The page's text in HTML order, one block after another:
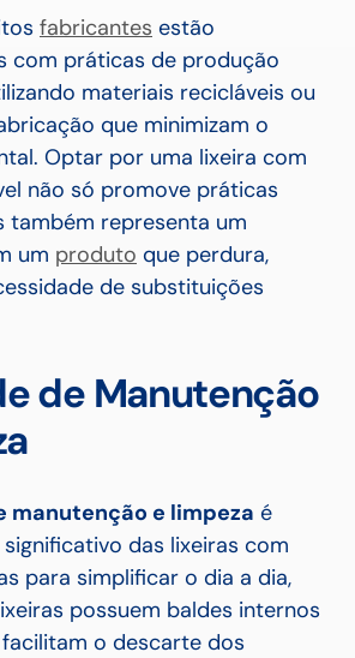
fabricantes estão
com práticas de produção
materiais recicláveis ou
que minimizam o
Optar por uma lixeira com
não só promove práticas
também representa um
um produto que perdura,
de substituições
de Manutenção
manutenção e limpeza é
das lixeiras com
para simplificar o dia a dia,
possuem baldes internos
o descarte dos